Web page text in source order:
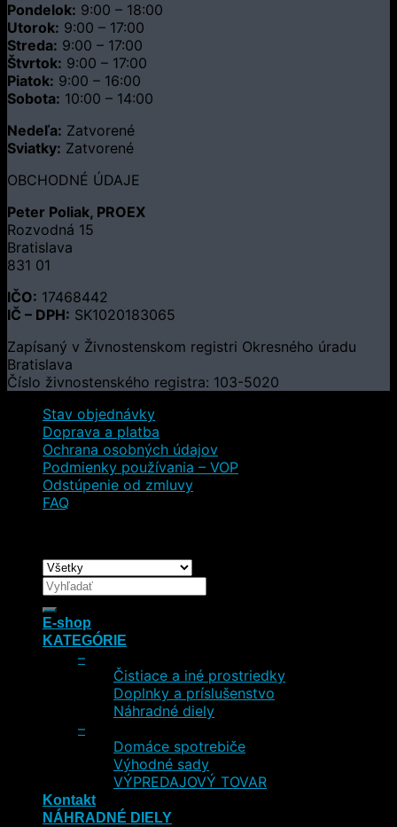
Pondelok: 9:00 – 18:00
Utorok: 9:00 – 17:00
Streda: 9:00 – 17:00
Štvrtok: 9:00 – 17:00
Piatok: 9:00 – 16:00
Sobota: 10:00 – 14:00
Nedeľa: Zatvorené
Sviatky: Zatvorené
OBCHODNÉ ÚDAJE
Peter Poliak, PROEX
Rozvodná 15
Bratislava
831 01
IČO: 17468442
IČ – DPH: SK1020183065
Zapísaný v Živnostenskom registri Okresného úradu
Bratislava
Číslo živnostenského registra: 103-5020
Stav objednávky
Doprava a platba
Ochrana osobných údajov
Podmienky používania – VOP
Odstúpenie od zmluvy
FAQ
Hľadať:
E-shop
KATEGÓRIE
–
Čistiace a iné prostriedky
Doplnky a príslušenstvo
Náhradné diely
–
Domáce spotrebiče
Výhodné sady
VÝPREDAJOVÝ TOVAR
Kontakt
NÁHRADNÉ DIELY